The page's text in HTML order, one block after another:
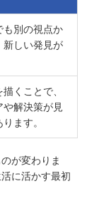
も別の視点か
新しい発見が
くことで、
や解決策が見
ます。
が変わりま
に活かす最初